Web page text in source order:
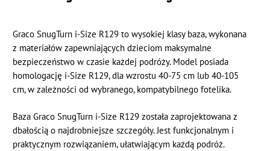
Graco SnugTurn i-Size R129 to wysokiej klasy baza, wykonana
z materiałów zapewniających dzieciom maksymalne
bezpieczeństwo w czasie każdej podróży. Model posiada
homologację i-Size R129, dla wzrostu 40-75 cm lub 40-105
cm, w zależności od wybranego, kompatybilnego fotelika.
Baza Graco SnugTurn i-Size R129 została zaprojektowana z
dbałością o najdrobniejsze szczegóły. Jest funkcjonalnym i
praktycznym rozwiązaniem, ułatwiającym każdą podróż.